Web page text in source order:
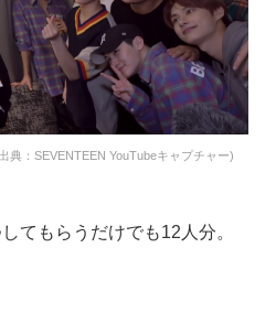
典：SEVENTEEN YouTubeキャプチャー)
てもらうだけでも12人分。